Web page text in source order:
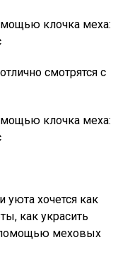
смотрятся с
хочется как
как украсить
меховых